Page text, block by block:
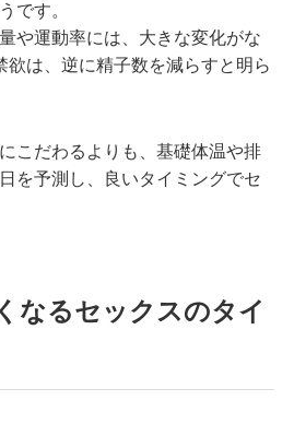
です。
や運動率には、大きな変化がな
欲は、逆に精子数を減らすと明ら
こだわるよりも、基礎体温や排
を予測し、良いタイミングでセ
なるセックスのタイ